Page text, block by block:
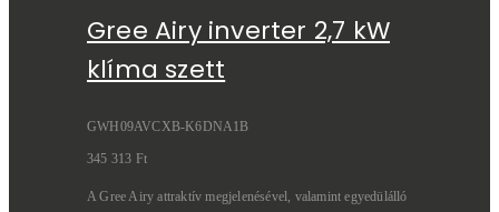
Gree Airy inverter 2,7 kW
klíma szett
GWH09AVCXB-K6DNA1B
345 313 Ft
A Gree Airy attraktív megjelenésével, valamint egyedülálló